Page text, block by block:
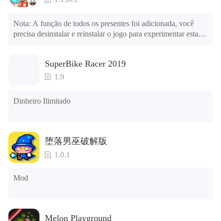
Be the top landlord tycoon on new themed boards,
exclusive to the mobile game. With 9 boards and 1 more
the L.A. Monstropolis alternate universe. Be spooked in
Époque era Paris and 1930s Atlantic City! Unlock new
player pieces, properties and chance cards with each
theme!
Nota: A função de todos os presentes foi adicionada, você
precisa desinstalar e reinstalar o jogo para experimentar esta
1. O jogo está três vezes mais rápido do que antes
2. Incluindo todos os mapas (incluindo salas e móveis)
4. Todos os presentes estão disponíveis (você pode deslizar
para a extrema direita na agência dos correios, há uma janela à
Dicas: Quando a instalação falhar, consulte as seguintes
soluções
Verifique se o mesmo jogo já existe no telefone; em caso
novamente
SuperBike Racer 2019
1.9
Dinheiro Ilimitado
堕落男巫破解版
1.0.1
Mod
Melon Playground